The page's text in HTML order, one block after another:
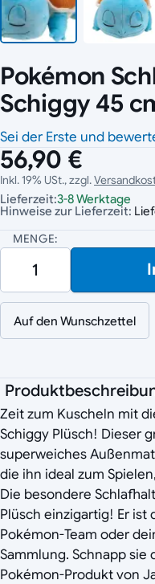
Pokémon
Schiggy 45
Sei der Erste und
56,90 €
Inkl. 19% USt., zzgl.
Lieferzeit:3-8 Werktage
Hinweise zur Lieferzeit:
MENGE:
Auf den Wunschzettel
Zeit zum Kuscheln mit
Schiggy Plüsch! Dieser
superweiches
die ihn ideal zum
Die besondere
Plüsch einzigartig! Er ist
Pokémon-Team oder
Sammlung. Schnapp
Pokémon-Produkt von